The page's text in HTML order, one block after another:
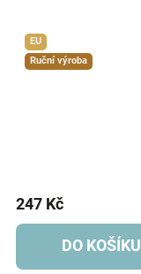
EU
Ruční výroba
247 Kč
DO KOŠÍKU